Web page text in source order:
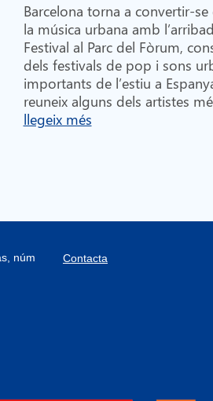
Barcelona torna a convertir-se
la música urbana amb
Festival al Parc del Fòrum,
dels festivals de pop i sons
importants de l’estiu a
reuneix alguns dels artistes
llegeix més
núm
Contacta